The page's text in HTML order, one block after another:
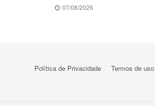
07/08/2026
Política de Privacidade Termos de uso